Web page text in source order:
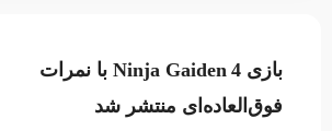
بازی Ninja Gaiden 4 با نمرات
فوق‌العاده‌ای منتشر شد